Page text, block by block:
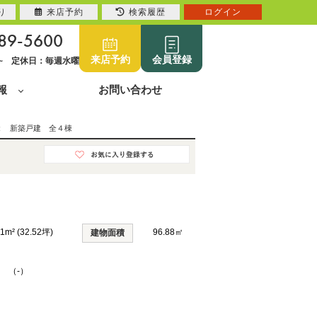
5600
定休日：毎週水曜 来店予約 会員登録
お問い合わせ
新築戸建 全４棟
(32.52坪) 建物面積 96.88㎡
（-）
来店予約 検索履歴 ログイン